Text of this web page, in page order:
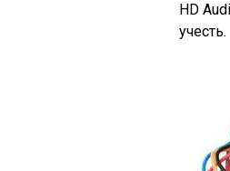
HD
учесть.